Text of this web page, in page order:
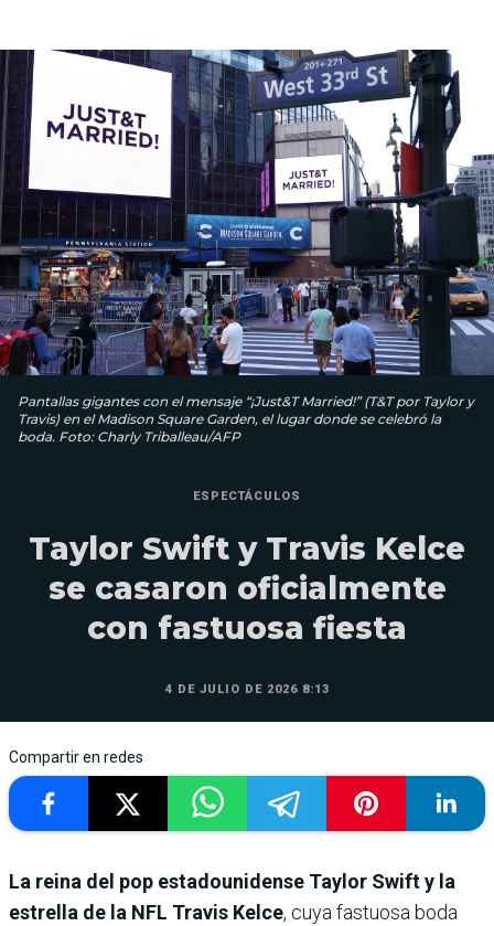
Pantallas gigantes con el mensaje “¡Just&T Married!” (T&T por Taylor y
Travis) en el Madison Square Garden, el lugar donde se celebró la
boda. Foto: Charly Triballeau/AFP
ESPECTÁCULOS
Taylor Swift y Travis Kelce
se casaron oficialmente
con fastuosa fiesta
4 DE JULIO DE 2026 8:13
Compartir en redes
La reina del pop estadounidense Taylor Swift y la
estrella de la NFL Travis Kelce, cuya fastuosa boda